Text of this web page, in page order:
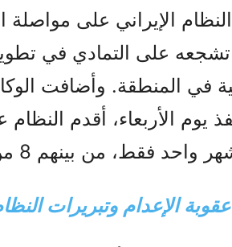
الإيراني على
على التمادي في تطوير
في المنطقة. وأضافت
فقط، من بينهم 8 من أعضاء منظمة مجاهدي خلق.
الإعدام وتبريرات